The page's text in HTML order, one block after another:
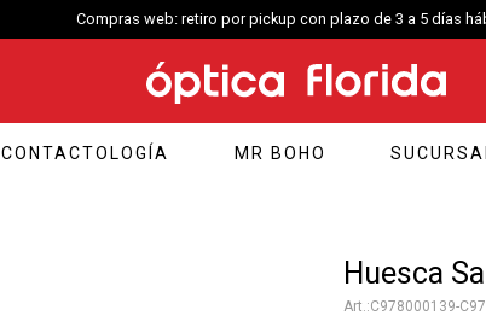
Compras web: retiro por pickup con plazo de 3 a 5 días
CONTACTOLOGÍA MR BOHO
Huesca
C978000139-